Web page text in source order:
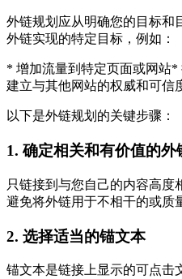
外链规划应从明确您的目标和
外链实现的特定目标，例如：
* 增加流量到特定页面或网站
建立与其他网站的权威和可信
以下是外链规划的关键步骤：
1. 确定相关和有价值的外
只链接到与您自己的内容高度
避免将外链用于不相干的或质
2. 选择适当的锚文本
锚文本是链接上显示的可点击